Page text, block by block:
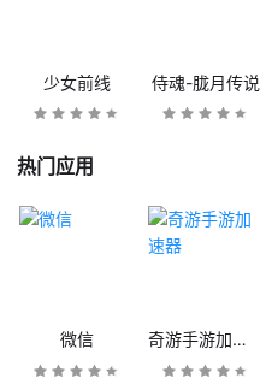
少女前线 侍魂-胧月传说
热门应用
微信 奇游手游加速器